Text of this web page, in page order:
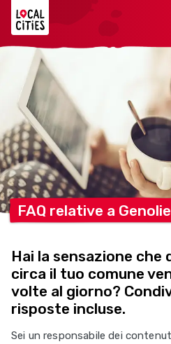
FAQ relative a
Hai la sensazione che
circa il tuo comune
volte al giorno?
risposte incluse.
Sei un responsabile dei